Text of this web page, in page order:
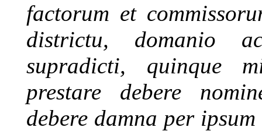
factorum et
districtu, domanio
supradicti, quinque
prestare debere
debere damna per